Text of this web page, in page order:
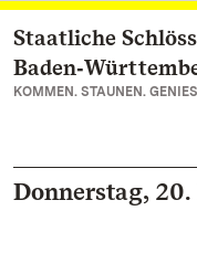
Zum Hauptinhalt
Staatliche
KOMMEN. STAUNEN.
Donnerstag,